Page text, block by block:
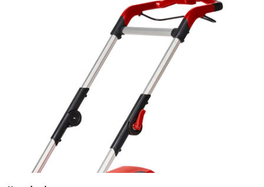
Avem nevoie de acordul dvs. pentru a
incarca serviciul Google Maps!